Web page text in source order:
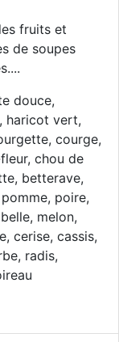
fruits et
de soupes
douce,
haricot vert,
courge,
chou de
betterave,
poire,
melon,
cerise, cassis,
radis,